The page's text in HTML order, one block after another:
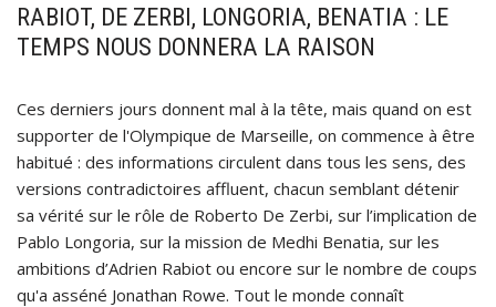
RABIOT, DE ZERBI, LONGORIA, BENATIA : LE
TEMPS NOUS DONNERA LA RAISON
Ces derniers jours donnent mal à la tête, mais quand on est
supporter de l'Olympique de Marseille, on commence à être
habitué : des informations circulent dans tous les sens, des
versions contradictoires affluent, chacun semblant détenir
sa vérité sur le rôle de Roberto De Zerbi, sur l’implication de
Pablo Longoria, sur la mission de Medhi Benatia, sur les
ambitions d’Adrien Rabiot ou encore sur le nombre de coups
qu'a asséné Jonathan Rowe. Tout le monde connaît